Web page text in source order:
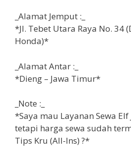
_Alamat Jemput :_
*Jl. Tebet Utara Raya No. 34
Honda)*
_Alamat Antar :_
*Dieng – Jawa Timur*
_Note :_
*Saya mau Layanan Sewa
tetapi harga sewa sudah
Tips Kru (All-Ins) ?*